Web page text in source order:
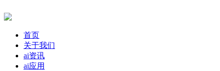
首页
关于我们
ai资讯
ai应用